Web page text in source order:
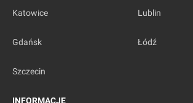
Katowice Lublin
Gdańsk Łódź
Szczecin
INFORMACJE